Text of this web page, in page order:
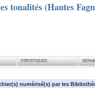
tonalités (Hautes
STATISTIQUES
numérisé(s) par les